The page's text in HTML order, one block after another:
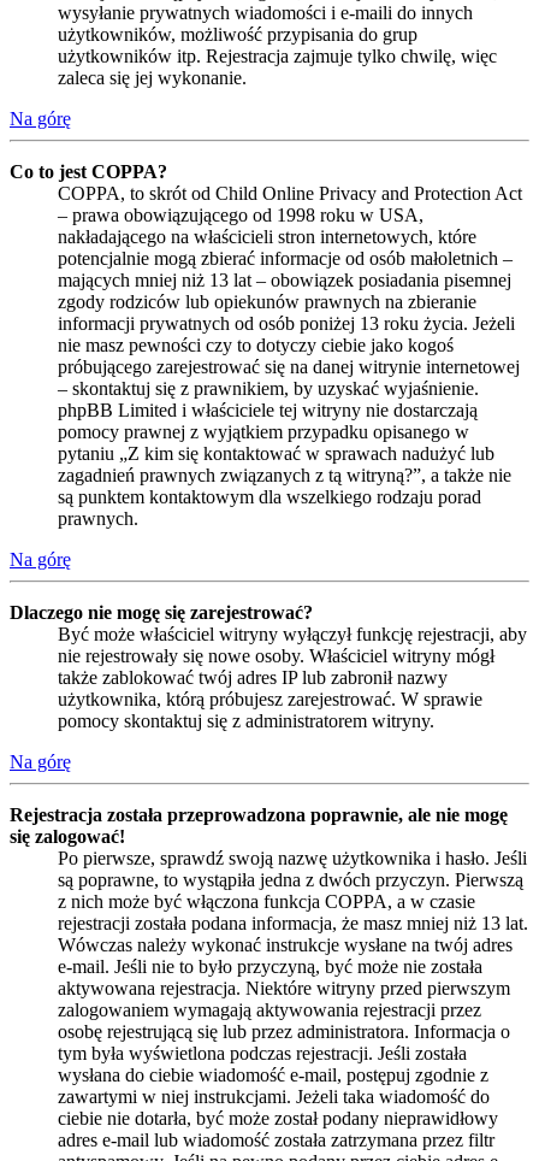
wysyłanie prywatnych wiadomości i e-maili do innych
użytkowników, możliwość przypisania do grup
użytkowników itp. Rejestracja zajmuje tylko chwilę, więc
zaleca się jej wykonanie.
Na górę
Co to jest COPPA?
COPPA, to skrót od Child Online Privacy and Protection Act
– prawa obowiązującego od 1998 roku w USA,
nakładającego na właścicieli stron internetowych, które
potencjalnie mogą zbierać informacje od osób małoletnich –
mających mniej niż 13 lat – obowiązek posiadania pisemnej
zgody rodziców lub opiekunów prawnych na zbieranie
informacji prywatnych od osób poniżej 13 roku życia. Jeżeli
nie masz pewności czy to dotyczy ciebie jako kogoś
próbującego zarejestrować się na danej witrynie internetowej
– skontaktuj się z prawnikiem, by uzyskać wyjaśnienie.
phpBB Limited i właściciele tej witryny nie dostarczają
pomocy prawnej z wyjątkiem przypadku opisanego w
pytaniu „Z kim się kontaktować w sprawach nadużyć lub
zagadnień prawnych związanych z tą witryną?”, a także nie
są punktem kontaktowym dla wszelkiego rodzaju porad
prawnych.
Na górę
Dlaczego nie mogę się zarejestrować?
Być może właściciel witryny wyłączył funkcję rejestracji, aby
nie rejestrowały się nowe osoby. Właściciel witryny mógł
także zablokować twój adres IP lub zabronił nazwy
użytkownika, którą próbujesz zarejestrować. W sprawie
pomocy skontaktuj się z administratorem witryny.
Na górę
Rejestracja została przeprowadzona poprawnie, ale nie mogę
się zalogować!
Po pierwsze, sprawdź swoją nazwę użytkownika i hasło. Jeśli
są poprawne, to wystąpiła jedna z dwóch przyczyn. Pierwszą
z nich może być włączona funkcja COPPA, a w czasie
rejestracji została podana informacja, że masz mniej niż 13 lat.
Wówczas należy wykonać instrukcje wysłane na twój adres
e-mail. Jeśli nie to było przyczyną, być może nie została
aktywowana rejestracja. Niektóre witryny przed pierwszym
zalogowaniem wymagają aktywowania rejestracji przez
osobę rejestrującą się lub przez administratora. Informacja o
tym była wyświetlona podczas rejestracji. Jeśli została
wysłana do ciebie wiadomość e-mail, postępuj zgodnie z
zawartymi w niej instrukcjami. Jeżeli taka wiadomość do
ciebie nie dotarła, być może został podany nieprawidłowy
adres e-mail lub wiadomość została zatrzymana przez filtr